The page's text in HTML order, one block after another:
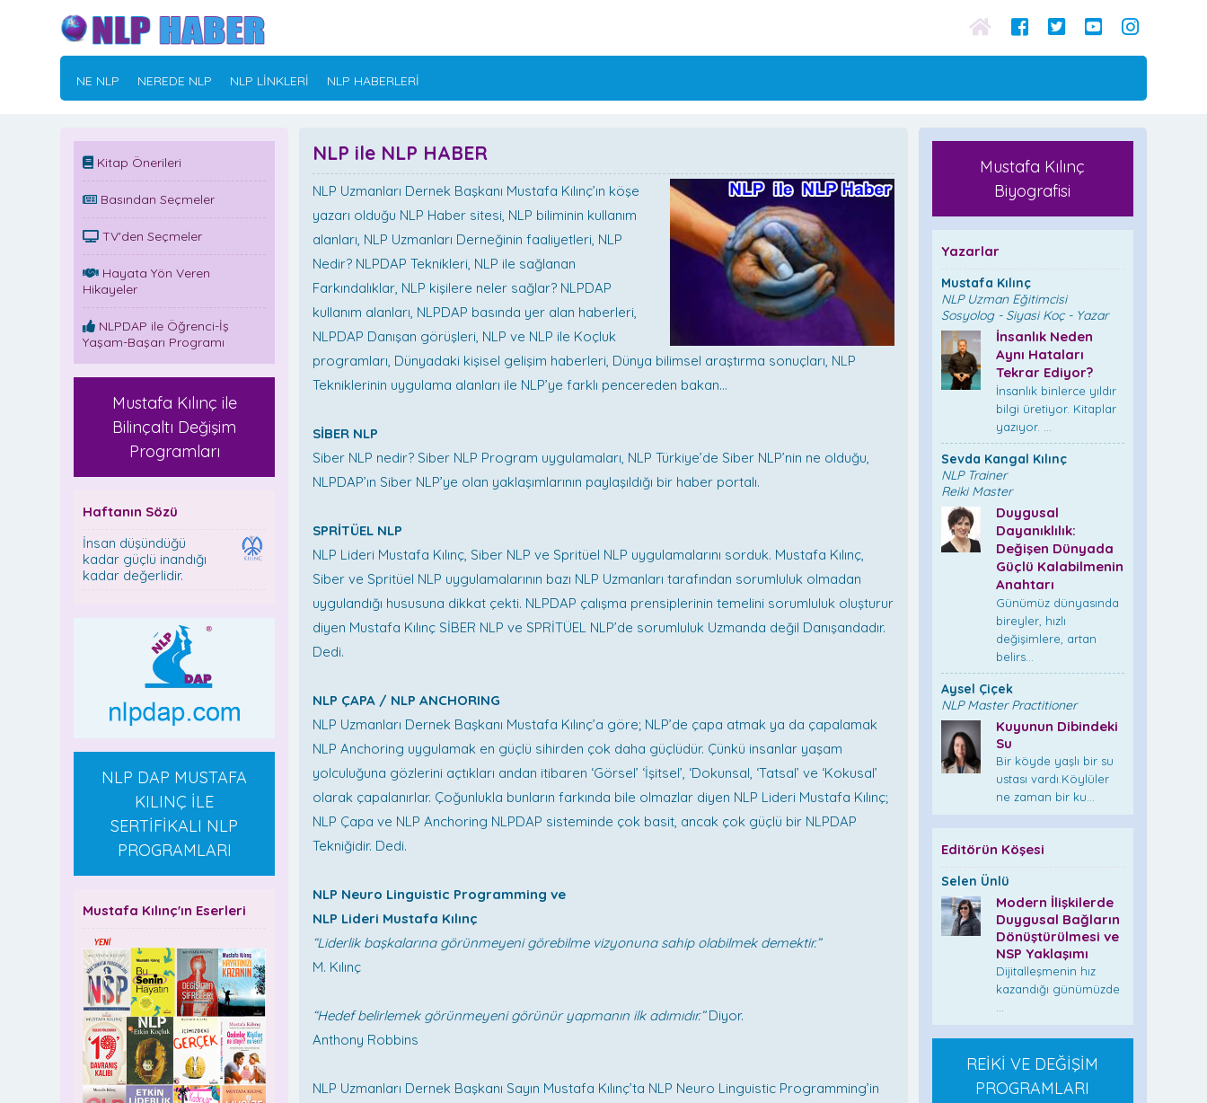
NE NLP NEREDE NLP NLP LİNKLERİ NLP HABERLERİ
Kitap Önerileri
Basından Seçmeler
TV'den Seçmeler
Hayata Yön Veren
Hikayeler
NLPDAP ile Öğrenci-İş
Yaşam-Başarı Programı
Mustafa Kılınç ile
Bilinçaltı Değişim
Programları
Haftanın Sözü
İnsan düşündüğü
kadar güçlü inandığı
kadar değerlidir.
NLP DAP MUSTAFA
KILINÇ İLE
SERTİFİKALI NLP
PROGRAMLARI
Mustafa Kılınç'ın Eserleri
NLP ile NLP HABER
NLP Uzmanları Dernek Başkanı Mustafa Kılınç’ın köşe
yazarı olduğu NLP Haber sitesi, NLP biliminin kullanım
alanları, NLP Uzmanları Derneğinin faaliyetleri, NLP
Nedir? NLPDAP Teknikleri, NLP ile sağlanan
Farkındalıklar, NLP kişilere neler sağlar? NLPDAP
kullanım alanları, NLPDAP basında yer alan haberleri,
NLPDAP Danışan görüşleri, NLP ve NLP ile Koçluk
programları, Dünyadaki kişisel gelişim haberleri, Dünya bilimsel araştırma sonuçları, NLP
Tekniklerinin uygulama alanları ile NLP’ye farklı pencereden bakan…
SİBER NLP
Siber NLP nedir? Siber NLP Program uygulamaları, NLP Türkiye’de Siber NLP’nin ne olduğu,
NLPDAP’ın Siber NLP’ye olan yaklaşımlarının paylaşıldığı bir haber portalı.
SPRİTÜEL NLP
NLP Lideri Mustafa Kılınç, Siber NLP ve Spritüel NLP uygulamalarını sorduk. Mustafa Kılınç,
Siber ve Spritüel NLP uygulamalarının bazı NLP Uzmanları tarafından sorumluluk olmadan
uygulandığı hususuna dikkat çekti. NLPDAP çalışma prensiplerinin temelini sorumluluk oluşturur
diyen Mustafa Kılınç SİBER NLP ve SPRİTÜEL NLP’de sorumluluk Uzmanda değil Danışandadır.
Dedi.
NLP ÇAPA / NLP ANCHORING
NLP Uzmanları Dernek Başkanı Mustafa Kılınç’a göre; NLP’de çapa atmak ya da çapalamak
NLP Anchoring uygulamak en güçlü sihirden çok daha güçlüdür. Çünkü insanlar yaşam
yolculuğuna gözlerini açtıkları andan itibaren ‘Görsel’ ‘İşitsel’, ‘Dokunsal, ‘Tatsal’ ve ‘Kokusal’
olarak çapalanırlar. Çoğunlukla bunların farkında bile olmazlar diyen NLP Lideri Mustafa Kılınç;
NLP Çapa ve NLP Anchoring NLPDAP sisteminde çok basit, ancak çok güçlü bir NLPDAP
Tekniğidir. Dedi.
NLP Neuro Linguistic Programming ve
NLP Lideri Mustafa Kılınç
“Liderlik başkalarına görünmeyeni görebilme vizyonuna sahip olabilmek demektir.”
M. Kılınç
“Hedef belirlemek görünmeyeni görünür yapmanın ilk adımıdır.”Diyor.
Anthony Robbins
NLP Uzmanları Dernek Başkanı Sayın Mustafa Kılınç’ta NLP Neuro Linguistic Programming’in
Mustafa Kılınç
Biyografisi
Yazarlar
Mustafa Kılınç
NLP Uzman Eğitimcisi
Sosyolog - Siyasi Koç - Yazar
İnsanlık Neden
Aynı Hataları
Tekrar Ediyor?
İnsanlık binlerce yıldır
bilgi üretiyor. Kitaplar
yazıyor. ...
Sevda Kangal Kılınç
NLP Trainer
Reiki Master
Duygusal
Dayanıklılık:
Değişen Dünyada
Güçlü Kalabilmenin
Anahtarı
Günümüz dünyasında
bireyler, hızlı
değişimlere, artan
belirs...
Aysel Çiçek
NLP Master Practitioner
Kuyunun Dibindeki
Su
Bir köyde yaşlı bir su
ustası vardı.Köylüler
ne zaman bir ku...
Editörün Köşesi
Selen Ünlü
Modern İlişkilerde
Duygusal Bağların
Dönüştürülmesi ve
NSP Yaklaşımı
Dijitalleşmenin hız
kazandığı günümüzde
...
REİKİ VE DEĞİŞİM
PROGRAMLARI